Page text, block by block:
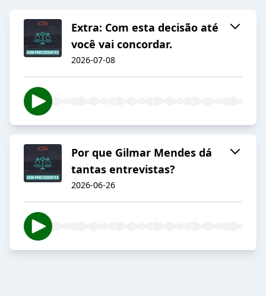
Extra: Com esta decisão até
você vai concordar.
2026-07-08
Por que Gilmar Mendes dá
tantas entrevistas?
2026-06-26